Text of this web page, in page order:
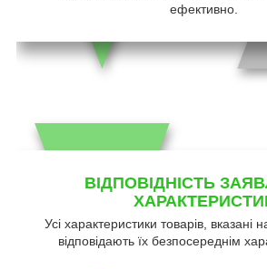
ефективно.
ВІДПОВІДНІСТЬ
Усі характеристики товарів, вказані
відповідають їх безпосереднім